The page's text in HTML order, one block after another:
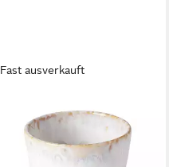
Fast ausverkauft
Becher Lungo Grespresso,
Weiß, 19 cl, 1-tlg., Keramik, 8 x
7,5 cm, 190 ml